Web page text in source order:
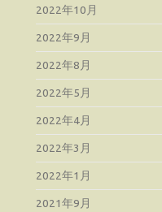
2022年10月
2022年9月
2022年8月
2022年5月
2022年4月
2022年3月
2022年1月
2021年9月